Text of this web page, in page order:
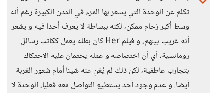
تكلم عن الوحدة التي يشعر بها المرء في المدن الكبيرة رغم أنه
وسط أكبر زحام ممكن، لكنه ببساطة لا يعرف أحدا فيه و يشعر
أنه غريب بينهم، و فيلم Her كان بطله يعمل ككاتب رسائل
رومانسية، أي أن اختصاصه و عمله يحتمان عليه الاحتكاك
بتجارب عاطفية، لكن ذلك لم يُغنِ عنه شيئا أمام شعور الغربة
أيضا، و عدم وجود أحد يستطيع التواصل معه فعليا، الوحدة لا